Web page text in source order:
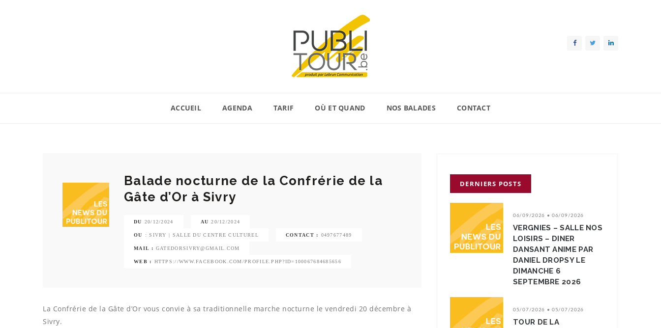
ACCUEIL AGENDA TARIF OÙ ET QUAND NOS BALADES CONTACT
Balade nocturne de la Confrérie de la
Gâte d’Or à Sivry
DU 20/12/2024 AU 20/12/2024
OU : SIVRY | SALLE DU CENTRE CULTUREL CONTACT : 0497677489
MAIL : GATEDORSIVRY@GMAIL.COM
WEB : HTTPS://WWW.FACEBOOK.COM/PROFILE.PHP?ID=100067684685656
La Confrérie de la Gâte d’Or vous convie à sa traditionnelle marche nocturne le vendredi 20 décembre à
Sivry.
DERNIERS POSTS
06/09/2026 • 06/09/2026
VERGNIES – SALLE NOS
LOISIRS – DINER
DANSANT ANIME PAR
DANIEL DROPSY LE
DIMANCHE 6
SEPTEMBRE 2026
05/07/2026 • 05/07/2026
TOUR DE LA